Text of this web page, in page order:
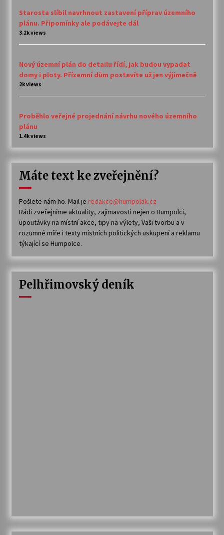
Starosta slíbil navrhnout zastavení příprav územního
plánu. Připomínky ale podávejte dál
3.2k views
Nový územní plán do detailu řídí, jak budou vypadat
domy i ploty. Přízemní dům postavíte už jen výjimečně
2k views
Proběhlo veřejné projednání návrhu nového územního
plánu
1.4k views
Máte text ke zveřejnění?
Pošlete nám ho. Mail je redakce@humpolak.cz
Rádi zveřejníme aktuality, zajímavosti nejen o Humpolci,
upoutávky na místní akce, tipy na výlety, Vaši tvorbu a v
rozumné míře i texty místních politických uskupení a reklamu
týkající se Humpolce.
Pelhřimovský deník